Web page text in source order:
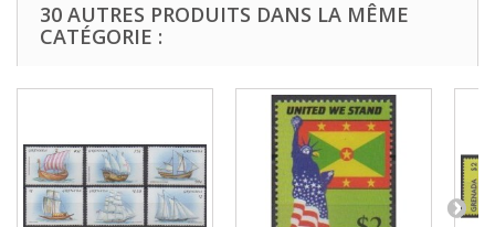
30 AUTRES PRODUITS DANS LA MÊME
CATÉGORIE :